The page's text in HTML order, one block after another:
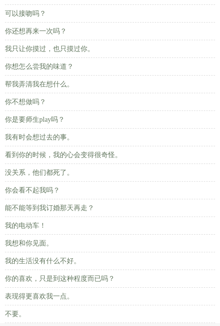
可以接吻吗？
你还想再来一次吗？
我只让你摸过，也只摸过你。
你想怎么尝我的味道？
帮我弄清我在想什么。
你不想做吗？
你是要师生play吗？
我有时会想过去的事。
看到你的时候，我的心会变得很奇怪。
没关系，他们都死了。
你会看不起我吗？
能不能等到我订婚那天再走？
我的电动车！
我想和你见面。
我的生活没有什么不好。
你的喜欢，只是到这种程度而已吗？
表现得更喜欢我一点。
不要。